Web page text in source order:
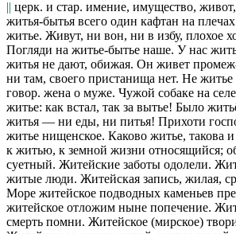
|| церк. и стар. имение, имущество,
житья-бытья всего один кафтан на
житье. Живут, ни вон, ни в избу, плохое
Погляди на житье-бытье наше. У нас
житья не дают, обижая. Он живет
ни там, своего пристанища нет. Не житье
говор. жена о муже. Чужой собаке на
житье: как встал, так за вытье! Было
житья — ни еды, ни питья! Прихоти
житье нищенское. Каково житье, такова и
к житью, к земной жизни относящийся;
суетный. Житейские заботы одолели.
житые люди. Житейская запись, жилая,
Море житейское подводных каменьев
житейское отложим ныне попечение.
смерть помни. Житейское (мирское)